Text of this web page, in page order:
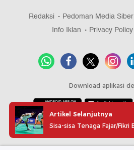
Redaksi Pedoman Media Siber
Info Iklan
Privacy Policy
Download aplikasi
Copyright @ 2026
Artikel Selanjutnya
Sisa-sisa Tenaga Fajar/Fikri